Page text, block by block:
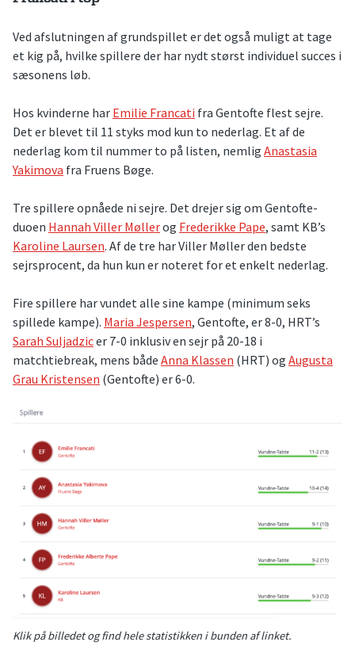
Ved afslutningen af grundspillet er det også muligt at tage
et kig på, hvilke spillere der har nydt størst individuel succes i
sæsonens løb.
Hos kvinderne har Emilie Francati fra Gentofte flest sejre.
Det er blevet til 11 styks mod kun to nederlag. Et af de
nederlag kom til nummer to på listen, nemlig Anastasia
Yakimova fra Fruens Bøge.
Tre spillere opnåede ni sejre. Det drejer sig om Gentofte-
duoen Hannah Viller Møllerog Frederikke Pape, samt KB’s
Karoline Laursen. Af de tre har Viller Møller den bedste
sejrsprocent, da hun kun er noteret for et enkelt nederlag.
Fire spillere har vundet alle sine kampe (minimum seks
spillede kampe). Maria Jespersen, Gentofte, er 8-0, HRT’s
Sarah Suljadzicer 7-0 inklusiv en sejr på 20-18 i
matchtiebreak, mens både Anna Klassen (HRT) og Augusta
Grau Kristensen (Gentofte) er 6-0.
Klik på billedet og find hele statistikken i bunden af linket.